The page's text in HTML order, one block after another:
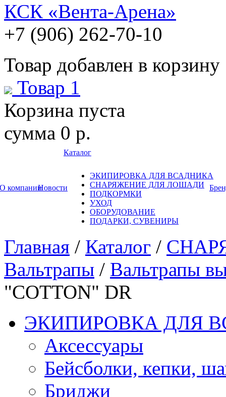
КСК «Вента-Арена»
+7 (906) 262-70-10
Товар добавлен в корзину
Товар 1
Корзина пуста
сумма 0 р.
О компанииНовости
Каталог
ЭКИПИРОВКА ДЛЯ ВСАДНИКА
СНАРЯЖЕНИЕ ДЛЯ ЛОШАДИ
ПОДКОРМКИ
УХОД
ОБОРУДОВАНИЕ
ПОДАРКИ, СУВЕНИРЫ
Главная / Каталог /
Вальтрапы / Вальтрапы
"COTTON" DR
ЭКИПИРОВКА ДЛЯ
Аксессуары
Бейсболки, кепки,
Бриджи